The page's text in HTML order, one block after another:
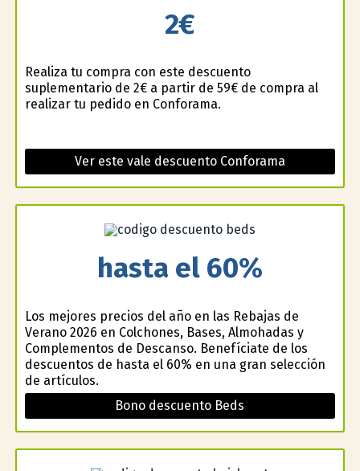
2€
Realiza tu compra con este descuento
suplementario de 2€ a partir de 59€ de compra al
realizar tu pedido en Conforama.
Ver este vale descuento Conforama
hasta el 60%
Los mejores precios del año en las Rebajas de
Verano 2026 en Colchones, Bases, Almohadas y
Complementos de Descanso. Benefíciate de los
descuentos de hasta el 60% en una gran selección
de artículos.
Bono descuento Beds